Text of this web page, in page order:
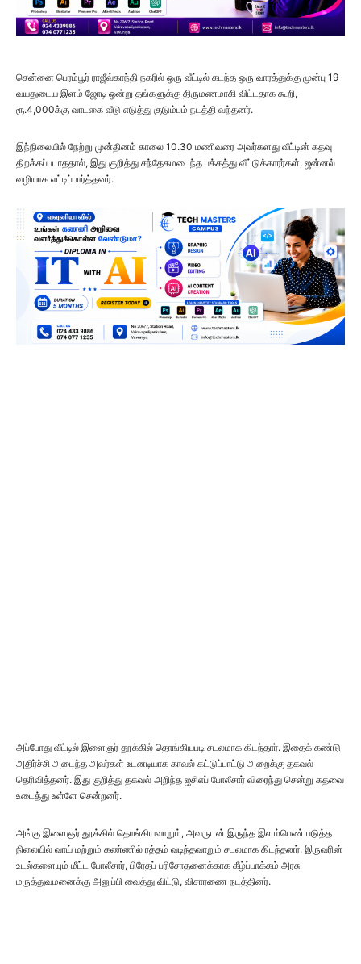
சென்னை பெரம்பூர் ராஜீவ்காந்தி நகரில் ஒரு வீட்டில் கடந்த ஒரு வாரத்துக்கு முன்பு 19
வயதுடைய இளம் ஜோடி ஒன்று தங்களுக்கு திருமணமாகி விட்டதாக கூறி,
ரூ.4,000க்கு வாடகை வீடு எடுத்து குடும்பம் நடத்தி வந்தனர்.
இந்நிலையில் நேற்று முன்தினம் காலை 10.30 மணிவரை அவர்களது வீட்டின் கதவு
திறக்கப்படாததால், இது குறித்து சந்தேகமடைந்த பக்கத்து வீட்டுக்காரர்கள், ஜன்னல்
வழியாக எட்டிப்பார்த்தனர்.
அப்போது வீட்டில் இளைஞர் தூக்கில் தொங்கியபடி சடலமாக கிடந்தார். இதைக் கண்டு
அதிர்ச்சி அடைந்த அவர்கள் உடனடியாக காவல் கட்டுப்பாட்டு அறைக்கு தகவல்
தெரிவித்தனர். இது குறித்து தகவல் அறிந்த ஐசிஎப் போலீசார் விரைந்து சென்று கதவை
உடைத்து உள்ளே சென்றனர்.
அங்கு இளைஞர் தூக்கில் தொங்கியவாறும், அவருடன் இருந்த இளம்பெண் படுத்த
நிலையில் வாய் மற்றும் கண்ணில் ரத்தம் வடிந்தவாறும் சடலமாக கிடந்தனர். இருவரின்
உடல்களையும் மீட்ட போலீசார், பிரேதப் பரிசோதனைக்காக கீழ்ப்பாக்கம் அரசு
மருத்துவமனைக்கு அனுப்பி வைத்து விட்டு, விசாரணை நடத்தினர்.